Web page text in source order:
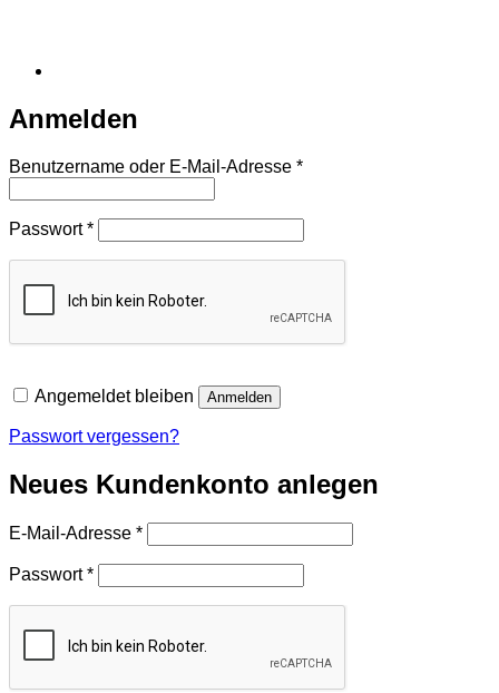
Anmelden
Benutzername oder E-Mail-Adresse *Erforderlich
Passwort*Erforderlich
Angemeldet bleiben Anmelden
Passwort vergessen?
Neues Kundenkonto anlegen
E-Mail-Adresse *Erforderlich
Passwort*Erforderlich